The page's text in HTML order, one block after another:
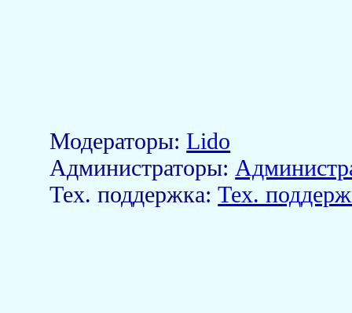
Модераторы:Lido
Aдминистраторы:
Тех. поддержка:Тех.